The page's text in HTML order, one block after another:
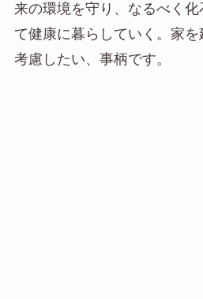
来の環境を守り、なるべく化
て健康に暮らしていく。家
考慮したい、事柄です。